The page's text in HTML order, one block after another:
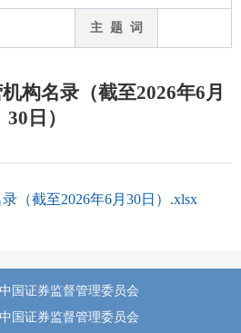
主 题 词
构名录（截至2026年6月
30日）
（截至2026年6月30日）.xlsx
国证券监督管理委员会
国证券监督管理委员会